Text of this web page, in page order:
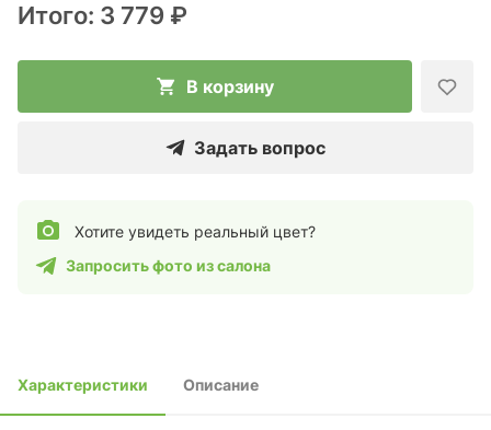
Итого: 3 779 ₽
В корзину
Задать вопрос
Хотите увидеть реальный цвет?
Запросить фото из салона
Характеристики Описание